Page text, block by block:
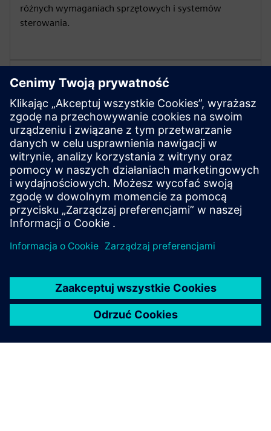
różnych wymaganiach sprzętowych i systemów
sterowania.
Wysoka ochrona i wydajność
elektryczna
Cała linia zapewnia poziom ochrony do IP65, wysoką
niezawodność styków i żywotność elektryczną do 500
000 cykli, wspierając niezawodną pracę w
zastosowaniach przemysłowych.